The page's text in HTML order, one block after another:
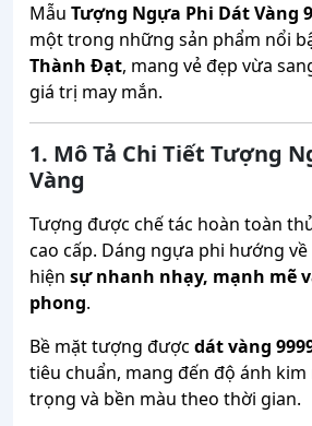
Mẫu Tượng Ngựa Phi Dát Vàng
một trong những sản phẩm nổi
Thành Đạt, mang vẻ đẹp vừa
giá trị may mắn.
1. Mô Tả Chi Tiết Tượng
Vàng
Tượng được chế tác hoàn toàn
cao cấp. Dáng ngựa phi hướng
hiện sự nhanh nhạy, mạnh mẽ
phong.
Bề mặt tượng được dát vàng
tiêu chuẩn, mang đến độ ánh
trọng và bền màu theo thời gian.